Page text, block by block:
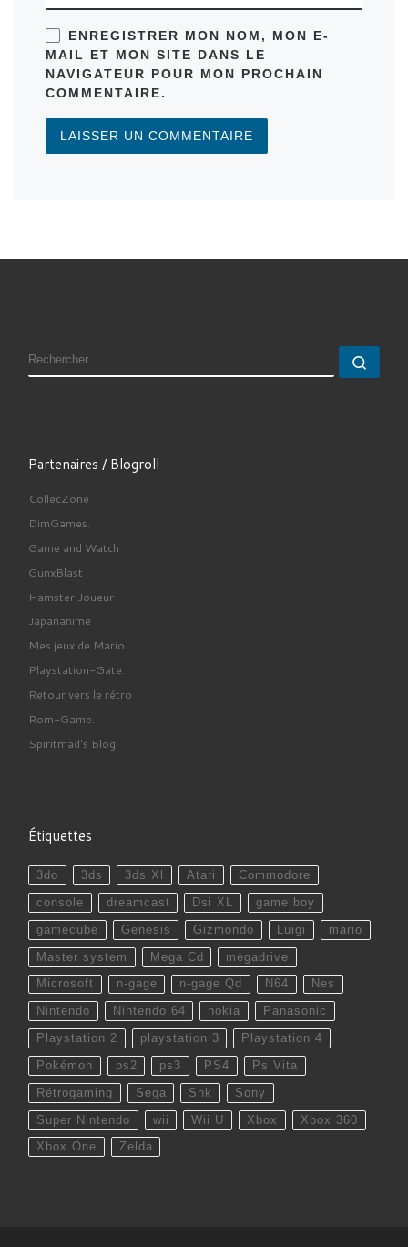
ENREGISTRER MON NOM, MON E-
MAIL ET MON SITE DANS LE
NAVIGATEUR POUR MON PROCHAIN
COMMENTAIRE.
RECHERCHER
Partenaires / Blogroll
CollecZone
DimGames.
Game and Watch
GunxBlast
Hamster Joueur
Japananime
Mes jeux de Mario
Playstation-Gate.
Retour vers le rétro
Rom-Game.
Spiritmad's Blog
Étiquettes
3do 3ds 3ds Xl Atari Commodore
console dreamcast Dsi XL game boy
gamecube Genesis Gizmondo Luigi mario
Master system Mega Cd megadrive
Microsoft n-gage n-gage Qd N64 Nes
Nintendo Nintendo 64 nokia Panasonic
Playstation 2 playstation 3 Playstation 4
Pokémon ps2 ps3 PS4 Ps Vita
Rétrogaming Sega Snk Sony
Super Nintendo wii Wii U Xbox Xbox 360
Xbox One Zelda